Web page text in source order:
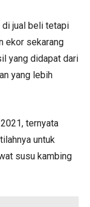
di jual beli tetapi
ekor sekarang
yang didapat dari
yang lebih
ternyata
untuk
susu kambing